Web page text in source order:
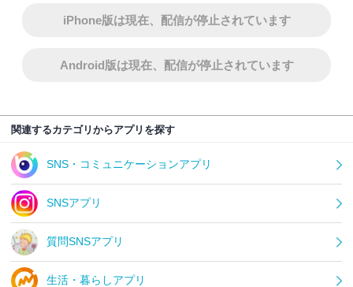
iPhone版は現在、配信が停止されています
Android版は現在、配信が停止されています
関連するカテゴリからアプリを探す
SNS・コミュニケーションアプリ
SNSアプリ
質問SNSアプリ
生活・暮らしアプリ